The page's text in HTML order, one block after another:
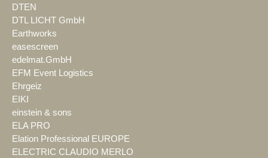
DTEN
DTL LICHT GmbH
Earthworks
easescreen
edelmat.GmbH
EFM Event Logistics
Ehrgeiz
EIKI
einstein & sons
ELA PRO
Elation Professional EUROPE
ELECTRIC CLAUDIO MERLO